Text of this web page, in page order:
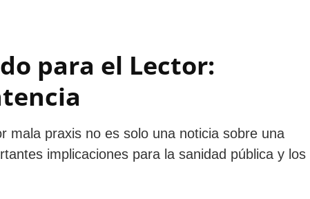
para el Lector:
mala praxis no es solo una noticia sobre una
implicaciones para la sanidad pública y los